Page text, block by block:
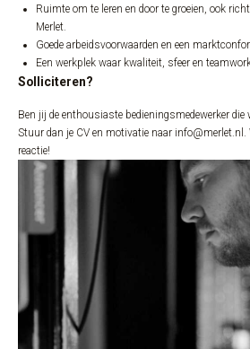
Ruimte om te leren en door te groeien, ook
Merlet.
Goede arbeidsvoorwaarden en een
Een werkplek waar kwaliteit, sfeer en
Solliciteren?
Ben jij de enthousiaste bedieningsmedewerker die
Stuur dan je CV en motivatie naar info@merlet.nl
reactie!